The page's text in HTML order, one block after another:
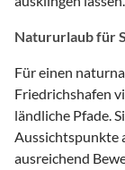
Natururlaub für
Für einen
Friedrichshafen
ländliche Pfade.
Aussichtspunkte
ausreichend